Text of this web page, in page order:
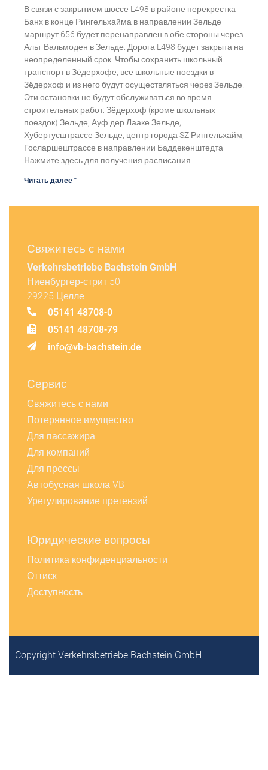
В связи с закрытием шоссе L498 в районе перекрестка
Банх в конце Рингельхайма в направлении Зельде
маршрут 656 будет перенаправлен в обе стороны через
Альт-Вальмоден в Зельде. Дорога L498 будет закрыта на
неопределенный срок. Чтобы сохранить школьный
транспорт в Зёдерхофе, все школьные поездки в
Зёдерхоф и из него будут осуществляться через Зельде.
Эти остановки не будут обслуживаться во время
строительных работ: Зёдерхоф (кроме школьных
поездок) Зельде, Ауф дер Лааке Зельде,
Хубертусштрассе Зельде, центр города SZ Рингельхайм,
Госларшештрассе в направлении Баддекенштедта
Нажмите здесь для получения расписания
Читать далее "
Свяжитесь с нами
Verkehrsbetriebe Bachstein GmbH
Ниенбургер-стрит 50
29225 Целле
05141 48708-0
05141 48708-79
info@vb-bachstein.de
Сервис
Свяжитесь с нами
Потерянное имущество
Для пассажира
Для компаний
Для прессы
Автобусная школа VB
Урегулирование претензий
Юридические вопросы
Политика конфиденциальности
Оттиск
Доступность
Copyright Verkehrsbetriebe Bachstein GmbH